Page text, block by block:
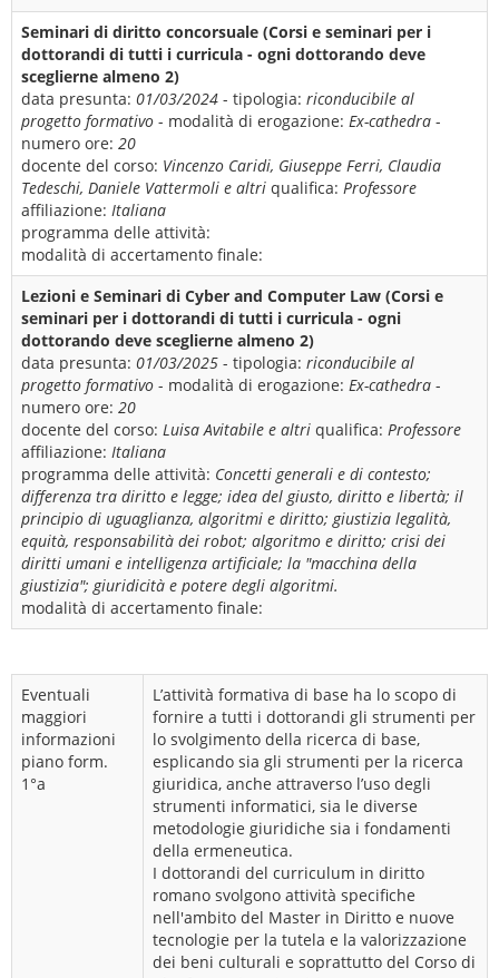
Seminari di diritto concorsuale (Corsi e seminari per i
dottorandi di tutti i curricula - ogni dottorando deve
sceglierne almeno 2)
data presunta: 01/03/2024 - tipologia: riconducibile al
progetto formativo - modalità di erogazione: Ex-cathedra -
numero ore: 20
docente del corso: Vincenzo Caridi, Giuseppe Ferri, Claudia
Tedeschi, Daniele Vattermoli e altri qualifica: Professore
affiliazione: Italiana
programma delle attività:
modalità di accertamento finale:
Lezioni e Seminari di Cyber and Computer Law (Corsi e
seminari per i dottorandi di tutti i curricula - ogni
dottorando deve sceglierne almeno 2)
data presunta: 01/03/2025 - tipologia: riconducibile al
progetto formativo - modalità di erogazione: Ex-cathedra -
numero ore: 20
docente del corso: Luisa Avitabile e altri qualifica: Professore
affiliazione: Italiana
programma delle attività: Concetti generali e di contesto;
differenza tra diritto e legge; idea del giusto, diritto e libertà; il
principio di uguaglianza, algoritmi e diritto; giustizia legalità,
equità, responsabilità dei robot; algoritmo e diritto; crisi dei
diritti umani e intelligenza artificiale; la "macchina della
giustizia"; giuridicità e potere degli algoritmi.
modalità di accertamento finale:
Eventuali
maggiori
informazioni
piano form.
1°a
L’attività formativa di base ha lo scopo di
fornire a tutti i dottorandi gli strumenti per
lo svolgimento della ricerca di base,
esplicando sia gli strumenti per la ricerca
giuridica, anche attraverso l’uso degli
strumenti informatici, sia le diverse
metodologie giuridiche sia i fondamenti
della ermeneutica.
I dottorandi del curriculum in diritto
romano svolgono attività specifiche
nell'ambito del Master in Diritto e nuove
tecnologie per la tutela e la valorizzazione
dei beni culturali e soprattutto del Corso di